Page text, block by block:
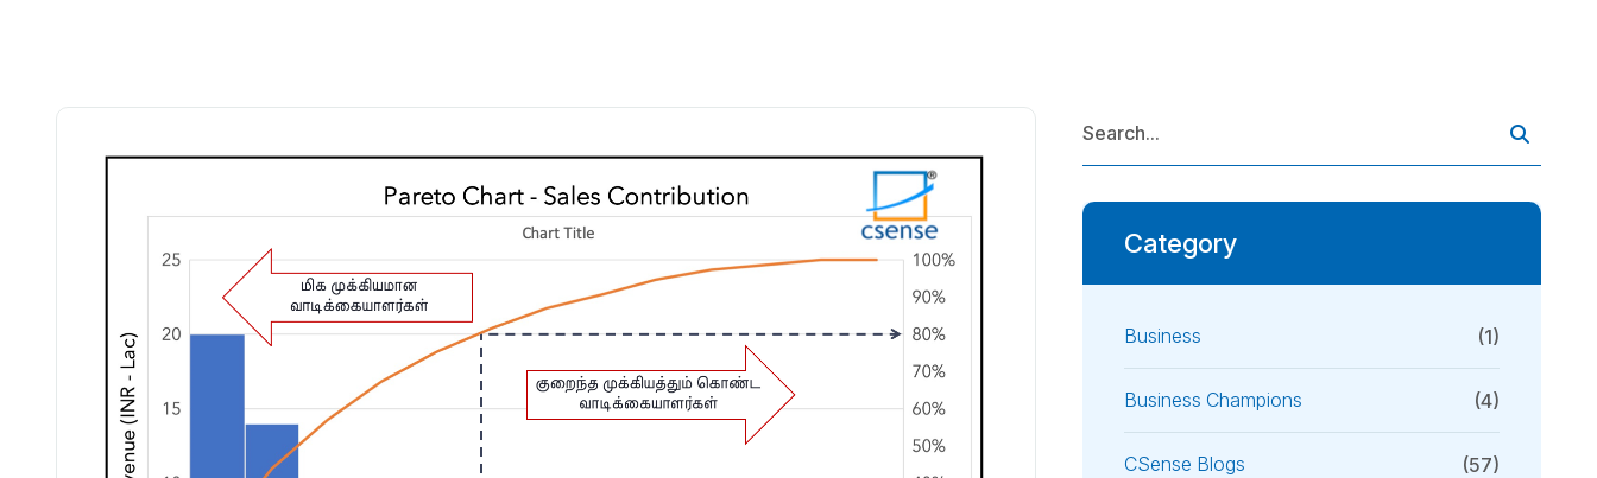
Category
Business (1)
Business Champions (4)
CSense Blogs (57)